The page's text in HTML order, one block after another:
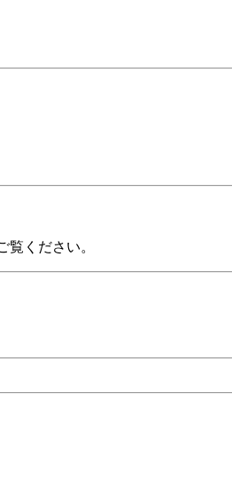
ください。